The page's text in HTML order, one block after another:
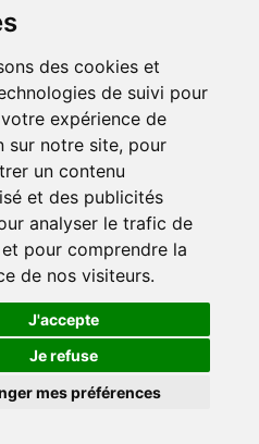
des cookies et
de suivi pour
expérience de
sur notre site, pour
un contenu
et des publicités
analyser le trafic de
pour comprendre la
de nos visiteurs.
J'accepte
Je refuse
mes préférences
Titan
les Aventuriers de Minecraft :
les joueurs cherchant un
et flexibilité. Idéale
à grande
, elle offre
réactive, même avec de
Profitez d’une stabilité
jeu intenses et prolongées,
restent robustes et réactifs !
la Puissance
🍪